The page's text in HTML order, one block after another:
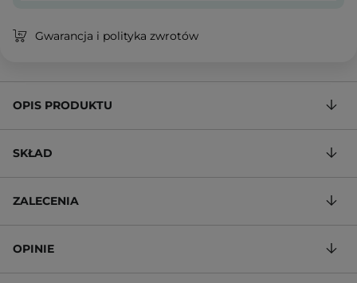
Gwarancja i polityka zwrotów
OPIS PRODUKTU
SKŁAD
ZALECENIA
OPINIE